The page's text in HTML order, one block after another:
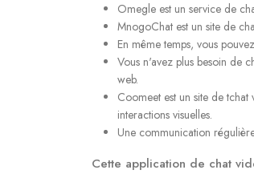
Omegle est un service de
MnogoChat est un site de
En même temps, vous
Vous n'avez plus besoin de
web.
Coomeet est un site de
interactions visuelles.
Une communication
Cette application de chat